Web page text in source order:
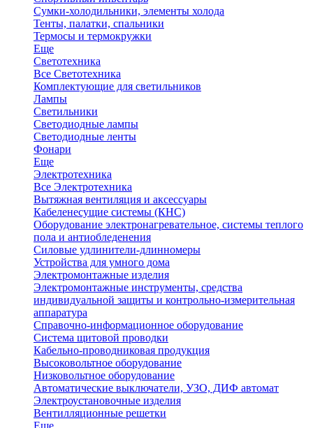
Сумки-холодильники, элементы холода
Тенты, палатки, спальники
Термосы и термокружки
Еще
Светотехника
Все Светотехника
Комплектующие для светильников
Лампы
Светильники
Светодиодные лампы
Светодиодные ленты
Фонари
Еще
Электротехника
Все Электротехника
Вытяжная вентиляция и аксессуары
Кабеленесущие системы (КНС)
Оборудование электронагревательное, системы теплого
пола и антиобледенения
Силовые удлинители-длинномеры
Устройства для умного дома
Электромонтажные изделия
Электромонтажные инструменты, средства
индивидуальной защиты и контрольно-измерительная
аппаратура
Справочно-информационное оборудование
Система щитовой проводки
Кабельно-проводниковая продукция
Высоковольтное оборудование
Низковольтное оборудование
Автоматические выключатели, УЗО, ДИФ автомат
Электроустановочные изделия
Вентилляционные решетки
Еще